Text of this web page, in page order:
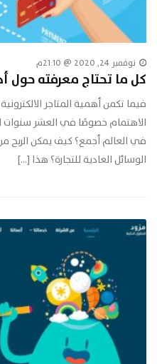
نوفمبر 24, 2020 @ 21:10م
كل ما تحتاج معرفته حول
فيما تكمن أهمية المتاجر
في العالم أجمع؟ كيف يمكن الربح من
الوسائل العادية للتجارة؟ هذا […]